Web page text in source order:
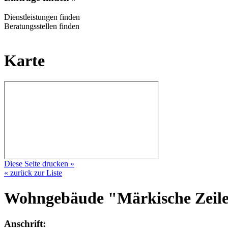
Dienstleistungen finden
Beratungsstellen finden
Karte
Diese Seite drucken »
« zurück zur Liste
Wohngebäude "Märkische
Anschrift: